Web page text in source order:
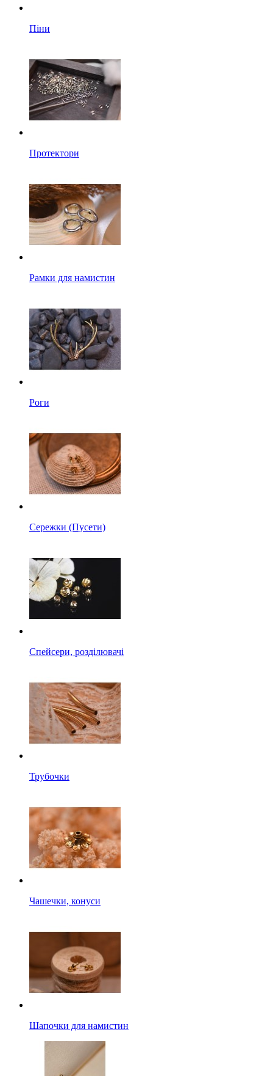
Піни
Протектори
Рамки для намистин
Роги
Сережки (Пусети)
Спейсери, розділювачі
Трубочки
Чашечки, конуси
Шапочки для намистин